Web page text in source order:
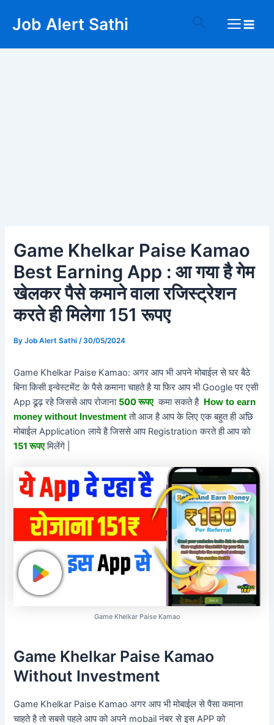
Job Alert Sathi Search
Game Khelkar Paise Kamao
Best Earning App : आ गया है गेम
खेलकर पैसे कमाने वाला रजिस्ट्रेशन
करते ही मिलेगा 151 रूपए
ByJob Alert Sathi /30/05/2024
Game Khelkar Paise Kamao: अगर आप भी अपने मोबाईल से घर बैठे
बिना किसी इन्वेस्टमेंट के पैसे कमाना चाहते है या फिर आप भी Google पर एसी
App ढूढ़ रहे जिससे आप रोजाना 500 रूपएकमा सकते है
How to earn
money without Investmentतो आज है आप के लिए एक बहुत ही अछि
मोबाईल Application लाये है जिससे आप Registration करते ही आप को
151 रूपएमिलेंगे |
Game Khelkar Paise Kamao
Game Khelkar Paise Kamao
Without Investment
Game Khelkar Paise Kamao अगर आप भी मोबाईल से पैसा कमाना
चाहते है तो सबसे पहले आप को अपने mobail नंबर से इस APP को
navigation